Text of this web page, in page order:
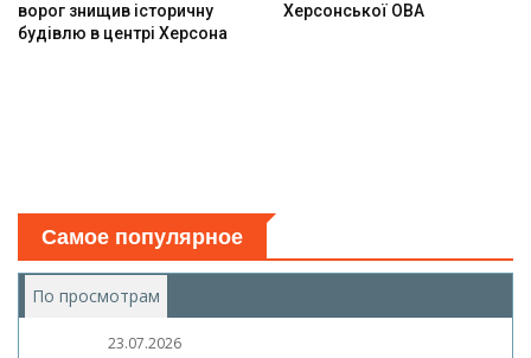
ворог знищив історичну
будівлю в центрі Херсона
Херсонської ОВА
Самое популярное
По просмотрам
23.07.2026